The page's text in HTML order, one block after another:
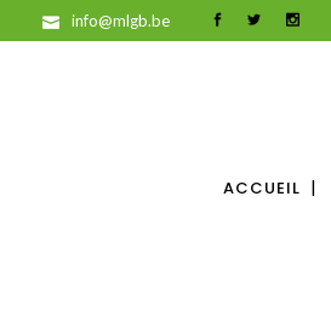
info@mlgb.be
ACCUEIL